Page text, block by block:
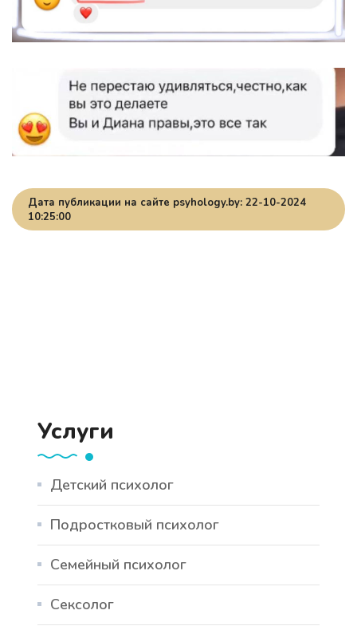
Дата публикации на сайте psyhology.by: 22-10-2024
10:25:00
Услуги
Детский психолог
Подростковый психолог
Семейный психолог
Сексолог